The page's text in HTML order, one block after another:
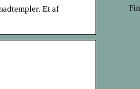
Et af